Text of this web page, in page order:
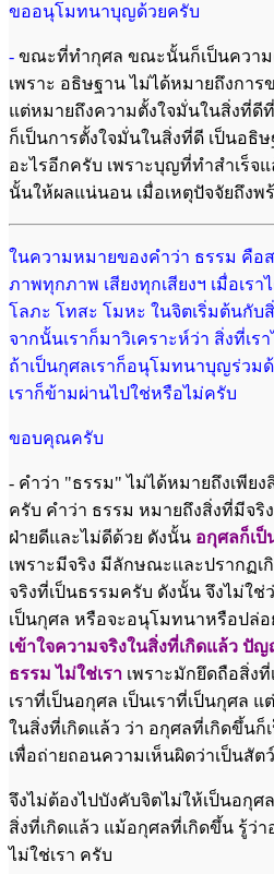
ขออนุโมทนาบุญด้วยครับ
- ขณะที่ทำกุศล ขณะนั้นก็เป็นความ
เพราะ อธิษฐาน ไม่ได้หมายถึงการ
แต่หมายถึงความตั้งใจมั่นในสิ่งที่
ก็เป็นการตั้งใจมั่นในสิ่งที่ดี เป็นอธิ
อะไรอีกครับ เพราะบุญที่ทำสำเร็จ
นั้นให้ผลแน่นอน เมื่อเหตุปัจจัยถึงพ
ในความหมายของคำว่า ธรรม คือ
ภาพทุกภาพ เสียงทุกเสียงฯ เมื่อเร
โลภะ โทสะ โมหะ ในจิตเริ่มต้นกับสิ่
จากนั้นเราก็มาวิเคราะห์ว่า สิ่งที่เ
ถ้าเป็นกุศลเราก็อนุโมทนาบุญร่วม
เราก็ข้ามผ่านไปใช่หรือไม่ครับ
ขอบคุณครับ
- คำว่า "ธรรม" ไม่ได้หมายถึงเพียง
ครับ คำว่า ธรรม หมายถึงสิ่งที่มีจริ
ฝ่ายดีและไม่ดีด้วย ดังนั้น อกุศลก็เป็
เพราะมีจริง มีลักษณะและปรากฏ
จริงที่เป็นธรรมครับ ดังนั้น จึงไม่ใ
เป็นกุศล หรือจะอนุโมทนาหรือปล่อ
เข้าใจความจริงในสิ่งที่เกิดแล้ว ปั
ธรรม ไม่ใช่เรา เพราะมักยึดถือสิ่งที่
เราที่เป็นอกุศล เป็นเราที่เป็นกุศล
ในสิ่งที่เกิดแล้ว ว่า อกุศลที่เกิดขึ้นก็
เพื่อถ่ายถอนความเห็นผิดว่าเป็นสั
จึงไม่ต้องไปบังคับจิตไม่ให้เป็นอกุศ
สิ่งที่เกิดแล้ว แม้อกุศลที่เกิดขึ้น รู้ว่
ไม่ใช่เรา ครับ